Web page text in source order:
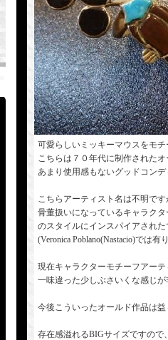
可愛らしいミッキーマウスをモ
こちらは７０年代に制作された
あまり使用感もないグッドコン
こちらアーティスト名は不明で
骨董扱いになっているキャラクタ
のスタイルにインスパイアされ
(Veronica Poblano(Nastacio)では有
現在キャラクターモチーフアーテ
一味違った少しぶさいくな感じ
今後こういったオールド作品は
存在感溢れるBIGサイズですの